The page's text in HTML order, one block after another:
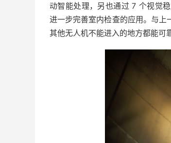
动智能处理，另也通过 7 个视觉
进一步完善室内检查的应用。与上
其他无人机不能进入的地方都能可